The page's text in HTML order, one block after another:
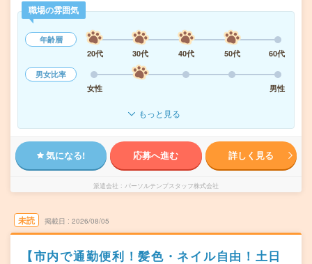
職場の雰囲気
年齢層
20代
30代 40代 50代
60代
男女比率
女性
男性
もっと見る
気になる! 応募へ進む 詳しく見る
派遣会社 パーソルテンプスタッフ株式会社
未読 掲載日 2026/08/05
【市内で通勤便利！髪色・ネイル自由！土日